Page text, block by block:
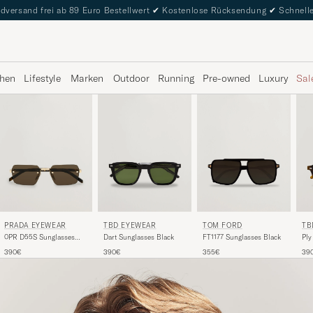
frei ab 89 Euro Bestellwert ✔ Kostenlose Rücksendung ✔
Lifestyle Marken Outdoor Running Pre-owned Luxury
PRADA EYEWEAR
0PR D55S Sunglasses
390€
TBD EYEWEAR
Dart Sunglasses Black
390€
TOM FORD
FT1177 Sunglasses Black
355€